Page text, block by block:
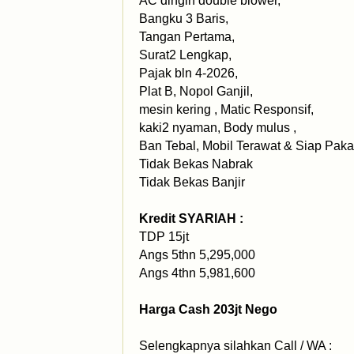
Bangku 3 Baris,
Tangan Pertama,
Surat2 Lengkap,
Pajak bln 4-2026,
Plat B, Nopol Ganjil,
mesin kering , Matic Responsif,
kaki2 nyaman, Body mulus ,
Ban Tebal, Mobil Terawat & Siap
Tidak Bekas Nabrak
Tidak Bekas Banjir
Kredit SYARIAH :
TDP 15jt
Angs 5thn 5,295,000
Angs 4thn 5,981,600
Harga Cash 203jt Nego
Selengkapnya silahkan Call / WA :